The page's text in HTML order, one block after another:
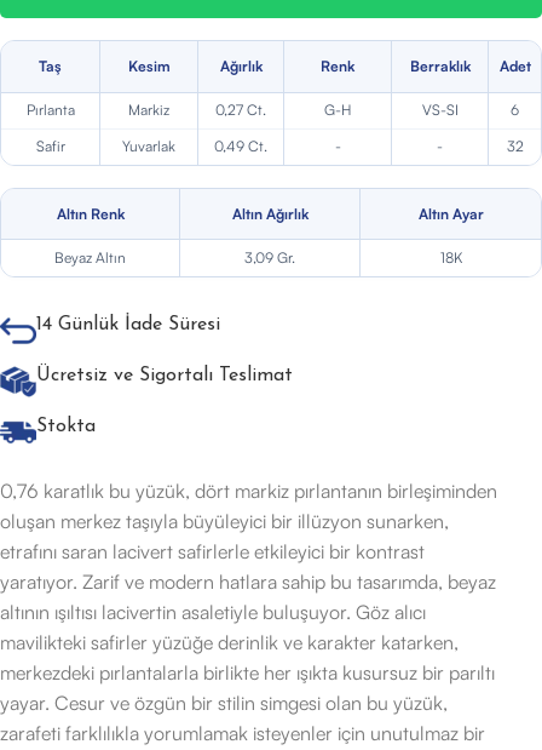
Taş Kesim Ağırlık Renk Berraklık Adet
Pırlanta Markiz 0,27 Ct. G-H VS-SI
6
Safir
Yuvarlak 0,49 Ct. - - 32
Altın Renk Altın Ağırlık Altın Ayar
Beyaz Altın 3,09 Gr. 18K
14 Günlük İade Süresi
Ücretsiz ve Sigortalı Teslimat
Stokta
0,76 karatlık bu yüzük, dört markiz pırlantanın birleşiminden
oluşan merkez taşıyla büyüleyici bir illüzyon sunarken,
etrafını saran lacivert safirlerle etkileyici bir kontrast
yaratıyor. Zarif ve modern hatlara sahip bu tasarımda, beyaz
altının ışıltısı lacivertin asaletiyle buluşuyor. Göz alıcı
mavilikteki safirler yüzüğe derinlik ve karakter katarken,
merkezdeki pırlantalarla birlikte her ışıkta kusursuz bir parıltı
yayar. Cesur ve özgün bir stilin simgesi olan bu yüzük,
zarafeti farklılıkla yorumlamak isteyenler için unutulmaz bir